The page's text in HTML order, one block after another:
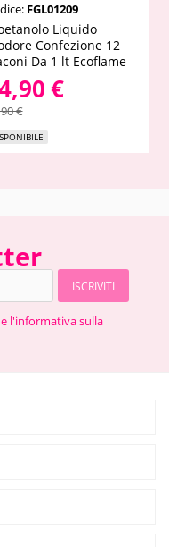
FGL01209
Liquido
Confezione 12
Da 1 lt Ecoflame
€
€
ISCRIVITI
l'informativa sulla